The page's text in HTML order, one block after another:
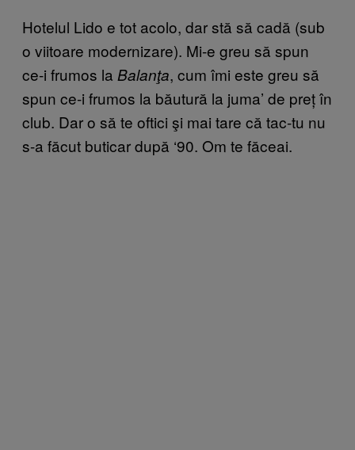
Hotelul Lido e tot acolo, dar stă să cadă (sub
o viitoare modernizare). Mi-e greu să spun
ce-i frumos la Balanţa, cum îmi este greu să
spun ce-i frumos la băutură la juma’ de preț în
club. Dar o să te oftici şi mai tare că tac-tu nu
s-a făcut buticar după ‘90. Om te făceai.